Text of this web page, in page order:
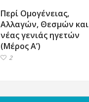
Περί Ομογένειας,
Αλλαγών, Θεσμών και
νέας γενιάς ηγετών
(Μέρος Α’)
2